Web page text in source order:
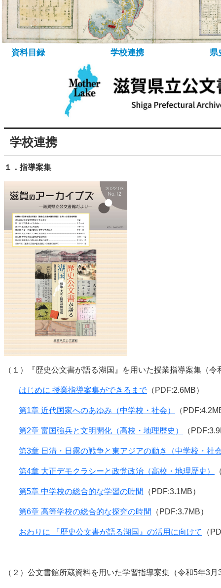
所蔵資料について 資料の探し方 デ
資料目録 学校連携 県
学校連携
１．指導案集
（１）『歴史公文書が語る湖国』を用いた授業指導案集（
はじめに 授業指導案集ができるまで（PDF:2.6MB）
第1章 近代国家へのあゆみ（中学校・社会） （
第2章 富国強兵と文明開化（高校・地理歴史） （
第3章 日清・日露の戦争と東アジアの動き（中学校・社
第4章 大正デモクラシーと政党政治（高校・地理歴史）
第5章 中学校の総合的な学習の時間 （PDF:3.1MB）
第6章 高等学校の総合的な探究の時間 （PDF:3.7MB）
おわりに 『歴史公文書が語る湖国』の活用に向けて （
（２）公文書館所蔵資料を用いた学習指導案集（令和5年3月